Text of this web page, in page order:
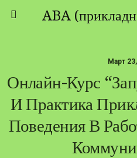
Март
Онлайн-Курс
И Практика
Поведения В